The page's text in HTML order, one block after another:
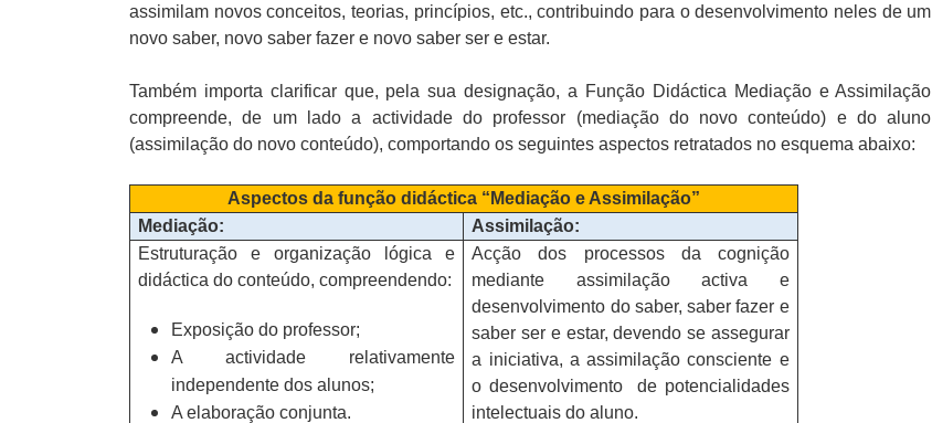
assimilam novos conceitos, teorias, princípios, etc., contribuindo para o desenvolvimento neles de um
novo saber, novo saber fazer e novo saber ser e estar.
Também importa clarificar que, pela sua designação, a Função Didáctica Mediação e Assimilação
compreende, de um lado a actividade do professor (mediação do novo conteúdo) e do aluno
(assimilação do novo conteúdo), comportando os seguintes aspectos retratados no esquema abaixo:
Aspectos da função didáctica “Mediação e Assimilação”
Mediação:
Assimilação:
Estruturação e organização lógica e
didáctica do conteúdo, compreendendo:
Exposição do professor;
A actividade relativamente
independente dos alunos;
A elaboração conjunta.
Acção dos processos da cognição
mediante assimilação activa e
desenvolvimento do saber, saber fazer e
saber ser e estar, devendo se assegurar
a iniciativa, a assimilação consciente e
o desenvolvimento
de potencialidades
intelectuais do aluno.